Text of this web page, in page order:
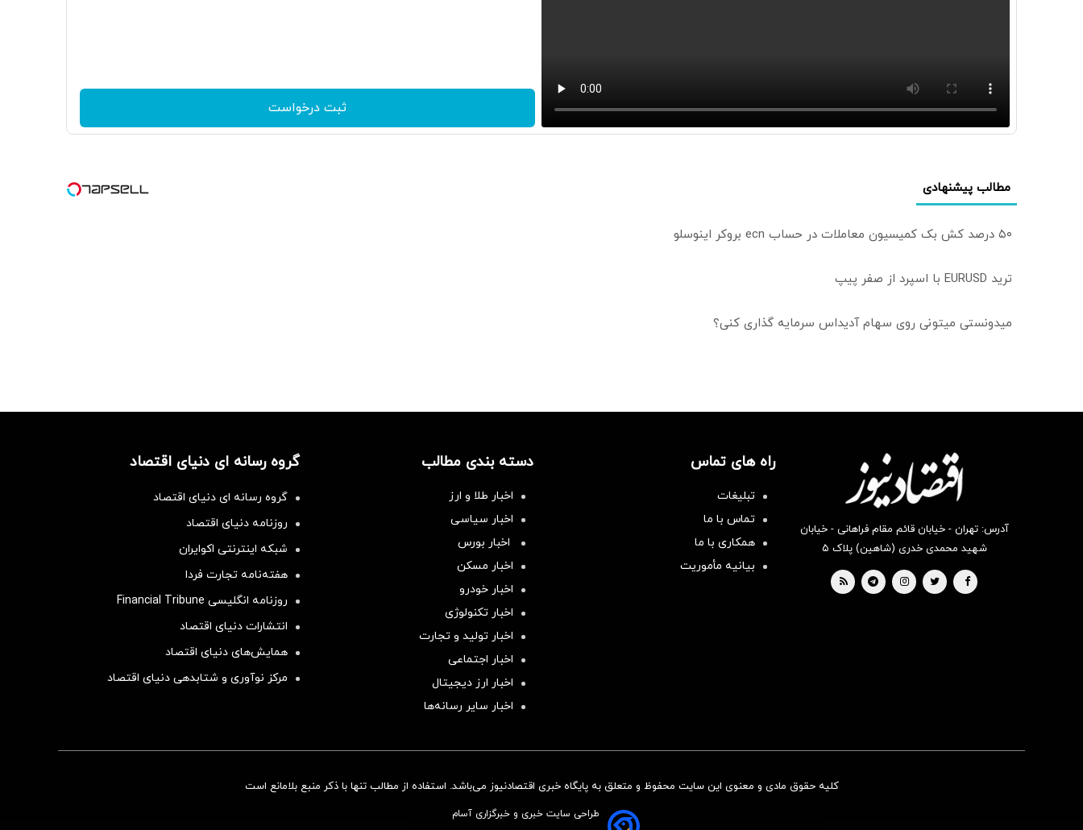
ثبت درخواست
مطالب پیشنهادی
۵۰ درصد کش بک کمیسیون معاملات در حساب ecn بروکر اینوسلو
ترید EURUSD با اسپرد از صفر پیپ
میدونستی میتونی روی سهام آدیداس سرمایه گذاری کنی؟
آدرس: تهران - خیابان قائم مقام فراهانی - خیابان
شهید محمدی خدری (شاهین) پلاک ۵
راه های تماس
تبلیغات
تماس با ما
همکاری با ما
بیانیه مأموریت
دسته بندی مطالب
اخبار طلا و ارز
اخبار سیاسی
اخبار بورس
اخبار مسکن
اخبار خودرو
اخبار تکنولوژی
اخبار تولید و تجارت
اخبار اجتماعی
اخبار ارز دیجیتال
اخبار سایر رسانه‌‌ها
گروه رسانه ای دنیای اقتصاد
گروه رسانه ای دنیای اقتصاد
روزنامه دنیای اقتصاد
شبکه اینترنتی اکوایران
هفته‌نامه تجارت فردا
روزنامه انگلیسی Financial Tribune
انتشارات دنیای اقتصاد
همایش‌های دنیای اقتصاد
مرکز نوآوری و شتابدهی دنیای اقتصاد
کلیه حقوق مادی و معنوی این سایت محفوظ و متعلق به پایگاه خبری اقتصادنیوز می‌باشد. استفاده از مطالب تنها با ذکر منبع بلامانع است
طراحی سایت خبری و خبرگزاری آسام